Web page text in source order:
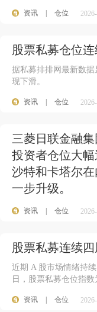
资讯 仓位
股票私募仓位
据私募排排网最新数据
现下滑。
资讯 仓位
三菱日联金融
投资者仓位大
沙特和卡塔尔
一步升级。
资讯 仓位
股票私募连续
近期 A 股市场情绪持
日，股票私募仓位指
资讯 仓位